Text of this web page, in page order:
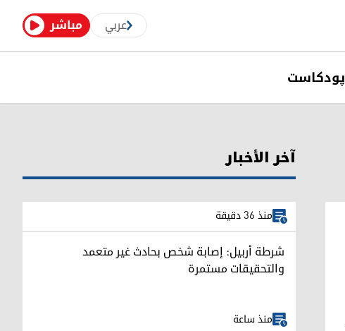
مباشر عربي
پودکاست
آخر الأخبار
منذ 36 دقيقة
شرطة أربيل: إصابة شخص بحادث غير متعمد
والتحقيقات مستمرة
منذ ساعة